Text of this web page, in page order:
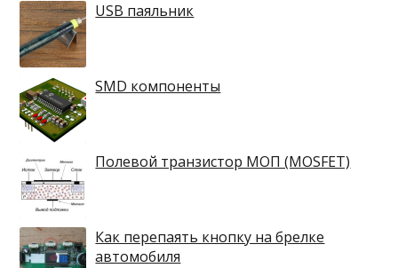
USB паяльник
SMD компоненты
Полевой транзистор МОП (MOSFET)
Как перепаять кнопку на брелке
автомобиля